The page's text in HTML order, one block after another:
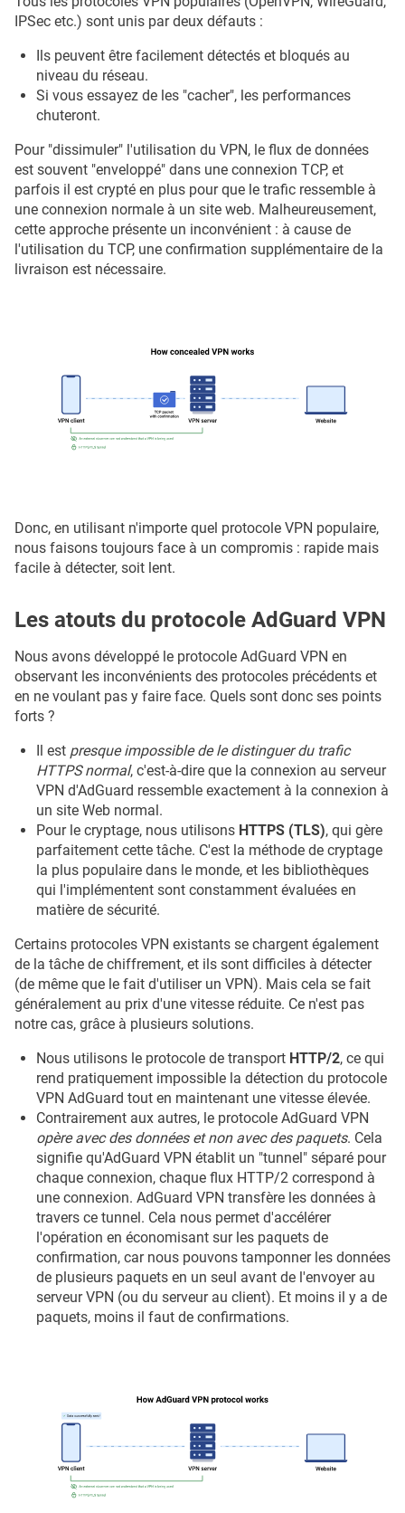
IPSec etc.) sont unis par deux défauts :
Ils peuvent être facilement détectés et bloqués au
niveau du réseau.
Si vous essayez de les "cacher", les performances
chuteront.
Pour "dissimuler" l'utilisation du VPN, le flux de données
est souvent "enveloppé" dans une connexion TCP, et
parfois il est crypté en plus pour que le trafic ressemble à
une connexion normale à un site web. Malheureusement,
cette approche présente un inconvénient : à cause de
l'utilisation du TCP, une confirmation supplémentaire de la
livraison est nécessaire.
Donc, en utilisant n'importe quel protocole VPN populaire,
nous faisons toujours face à un compromis : rapide mais
facile à détecter, soit lent.
Les atouts du protocole AdGuard VPN
Nous avons développé le protocole AdGuard VPN en
observant les inconvénients des protocoles précédents et
en ne voulant pas y faire face. Quels sont donc ses points
forts ?
Il est presque impossible de le distinguer du trafic
HTTPS normal, c'est-à-dire que la connexion au serveur
VPN d'AdGuard ressemble exactement à la connexion à
un site Web normal.
Pour le cryptage, nous utilisons HTTPS (TLS), qui gère
parfaitement cette tâche. C'est la méthode de cryptage
la plus populaire dans le monde, et les bibliothèques
qui l'implémentent sont constamment évaluées en
matière de sécurité.
Certains protocoles VPN existants se chargent également
de la tâche de chiffrement, et ils sont difficiles à détecter
(de même que le fait d'utiliser un VPN). Mais cela se fait
généralement au prix d'une vitesse réduite. Ce n'est pas
notre cas, grâce à plusieurs solutions.
Nous utilisons le protocole de transport HTTP/2, ce qui
rend pratiquement impossible la détection du protocole
VPN AdGuard tout en maintenant une vitesse élevée.
Contrairement aux autres, le protocole AdGuard VPN
opère avec des données et non avec des paquets. Cela
signifie qu'AdGuard VPN établit un "tunnel" séparé pour
chaque connexion, chaque flux HTTP/2 correspond à
une connexion. AdGuard VPN transfère les données à
travers ce tunnel. Cela nous permet d'accélérer
l'opération en économisant sur les paquets de
confirmation, car nous pouvons tamponner les données
de plusieurs paquets en un seul avant de l'envoyer au
serveur VPN (ou du serveur au client). Et moins il y a de
paquets, moins il faut de confirmations.